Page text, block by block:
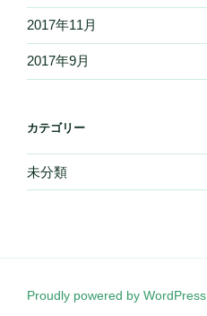
2017年11月
2017年9月
カテゴリー
未分類
Proudly powered by WordPress